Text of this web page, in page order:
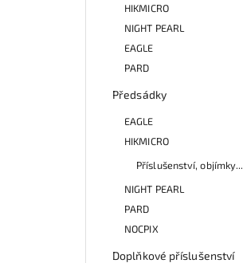
HIKMICRO
NIGHT PEARL
EAGLE
PARD
Předsádky
EAGLE
HIKMICRO
Příslušenství, objímky...
NIGHT PEARL
PARD
NOCPIX
Doplňkové příslušenství